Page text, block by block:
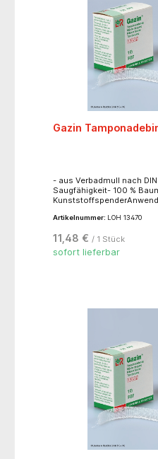
Gazin
- aus Verbadmull nach
Saugfähigkeit- 100 %
bei operativen Eingriffen,
Artikelnummer: LOH 13470
11,48 € / 1 Stück
sofort lieferbar